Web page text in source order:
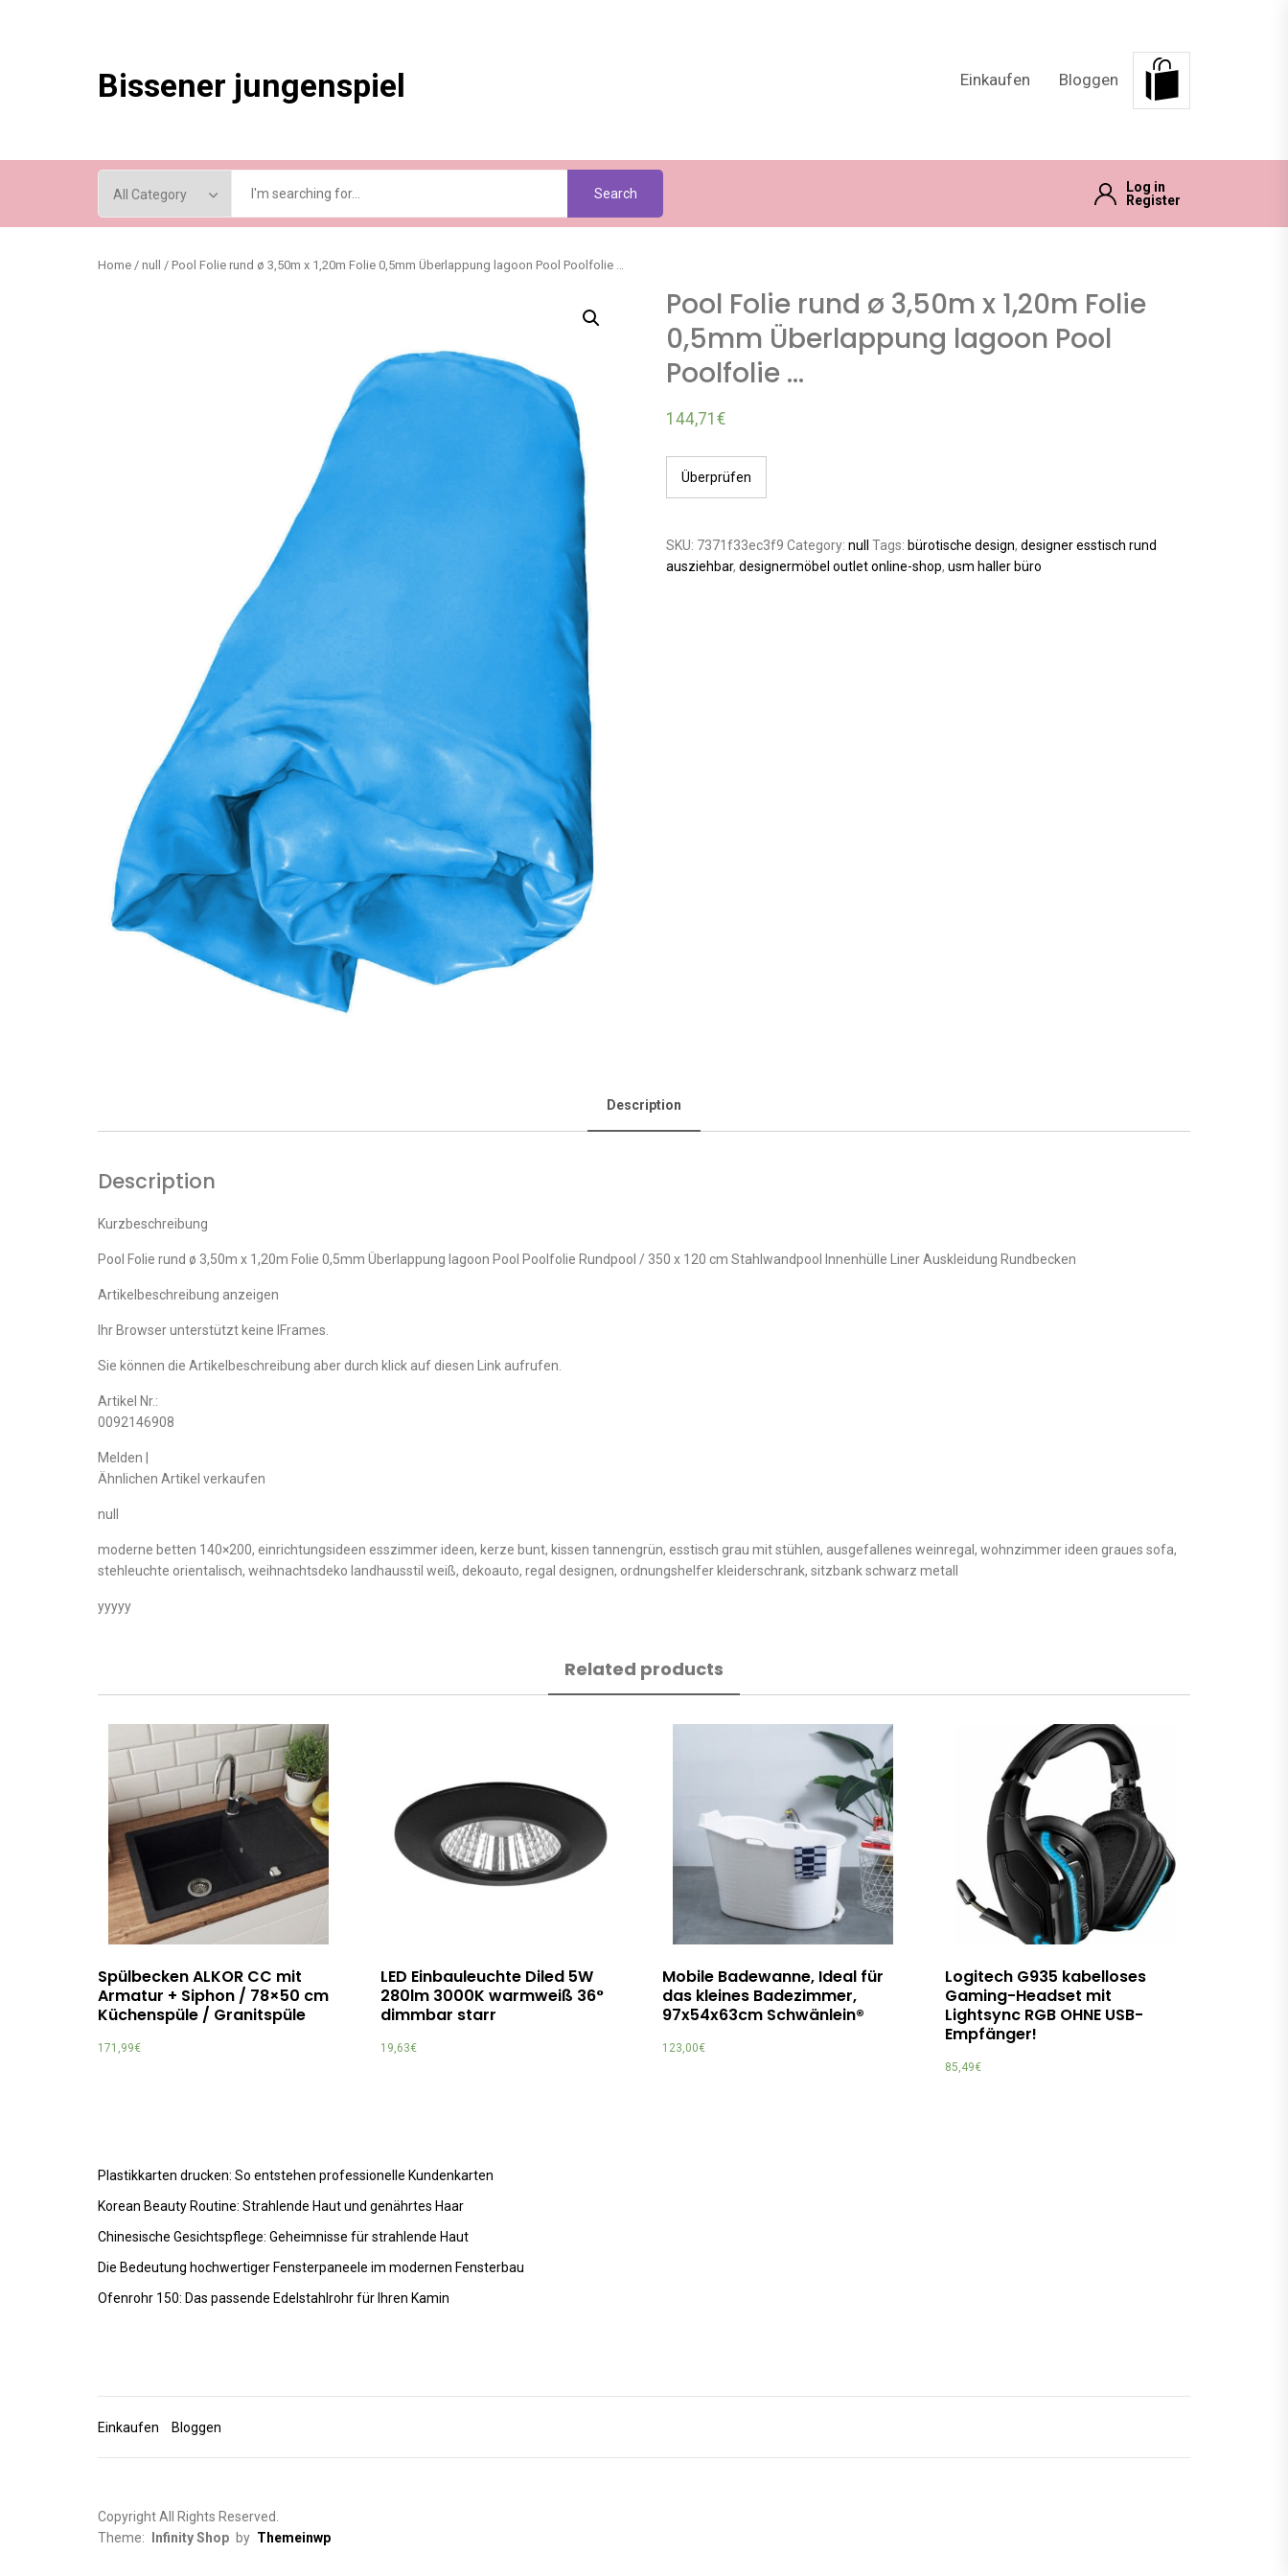
Bissener jungenspiel Einkaufen Bloggen
Search
Log in
Register
Home / null / Pool Folie rund ø 3,50m x 1,20m Folie 0,5mm Überlappung lagoon Pool Poolfolie …
Pool Folie rund ø 3,50m x 1,20m Folie
0,5mm Überlappung lagoon Pool
Poolfolie …
144,71 €
Überprüfen
SKU: 7371f33ec3f9 Category: null Tags: bürotische design, designer esstisch rund
ausziehbar, designermöbel outlet online-shop, usm haller büro
Description
Description
Kurzbeschreibung
Pool Folie rund ø 3,50m x 1,20m Folie 0,5mm Überlappung lagoon Pool Poolfolie Rundpool / 350 x 120 cm Stahlwandpool Innenhülle Liner Auskleidung Rundbecken
Artikelbeschreibung anzeigen
Ihr Browser unterstützt keine IFrames.
Sie können die Artikelbeschreibung aber durch klick auf diesen Link aufrufen.
Artikel Nr.:
0092146908
Melden |
Ähnlichen Artikel verkaufen
null
moderne betten 140×200, einrichtungsideen esszimmer ideen, kerze bunt, kissen tannengrün, esstisch grau mit stühlen, ausgefallenes weinregal, wohnzimmer ideen graues sofa,
stehleuchte orientalisch, weihnachtsdeko landhausstil weiß, dekoauto, regal designen, ordnungshelfer kleiderschrank, sitzbank schwarz metall
yyyyy
Related products
Spülbecken ALKOR CC mit
Armatur + Siphon / 78×50 cm
Küchenspüle / Granitspüle
171,99€
LED Einbauleuchte Diled 5W
280lm 3000K warmweiß 36°
dimmbar starr
19,63€
Mobile Badewanne, Ideal für
das kleines Badezimmer,
97x54x63cm Schwänlein®
123,00€
Logitech G935 kabelloses
Gaming-Headset mit
Lightsync RGB OHNE USB-
Empfänger!
85,49€
Plastikkarten drucken: So entstehen professionelle Kundenkarten
Korean Beauty Routine: Strahlende Haut und genährtes Haar
Chinesische Gesichtspflege: Geheimnisse für strahlende Haut
Die Bedeutung hochwertiger Fensterpaneele im modernen Fensterbau
Ofenrohr 150: Das passende Edelstahlrohr für Ihren Kamin
Einkaufen Bloggen
Copyright All Rights Reserved.
Theme:
Infinity Shop by Themeinwp